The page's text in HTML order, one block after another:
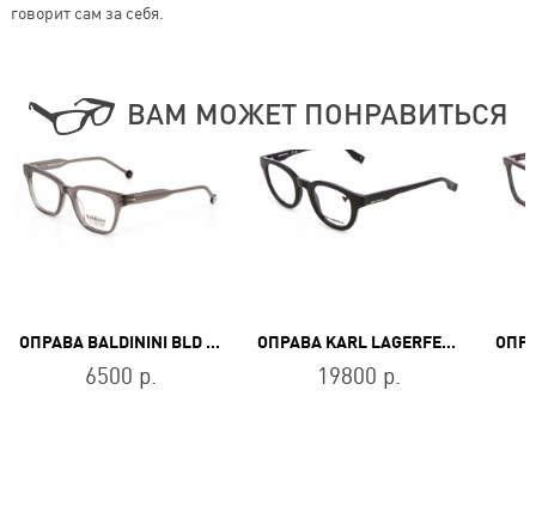
говорит сам за себя.
ВАМ МОЖЕТ ПОНРАВИТЬСЯ
ОПРАВА BALDININI BLD 1859 402
6500 р.
ОПРАВА KARL LAGERFELD KL 6177 001
19800 р.